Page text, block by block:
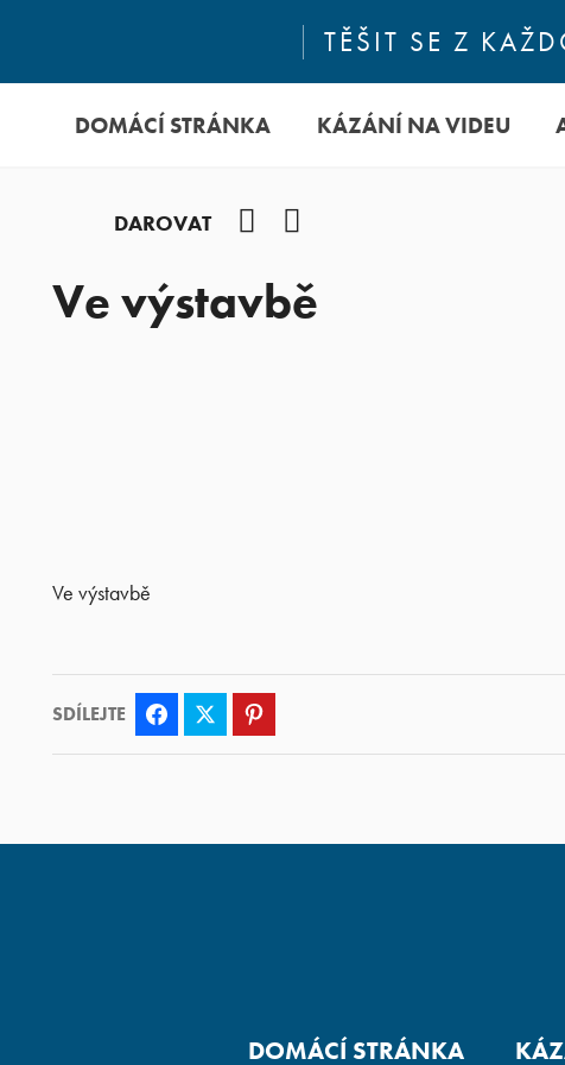
TĚŠIT SE Z
DOMÁCÍ STRÁNKA KÁZÁNÍ NA VIDEU
DAROVAT
Ve výstavbě
Ve výstavbě
SDÍLEJTE Facebook Twitter
DOMÁCÍ STRÁNKA